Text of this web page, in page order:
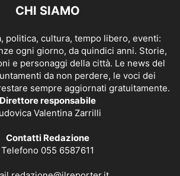
CHI SIAMO
politica, cultura, tempo libero, eventi:
ogni giorno, da quindici anni. Storie,
e personaggi della città. Le news del
da non perdere, le voci dei
sempre aggiornati gratuitamente.
Direttore responsabile
Valentina Zarrilli
Contatti Redazione
Telefono 055 6587611